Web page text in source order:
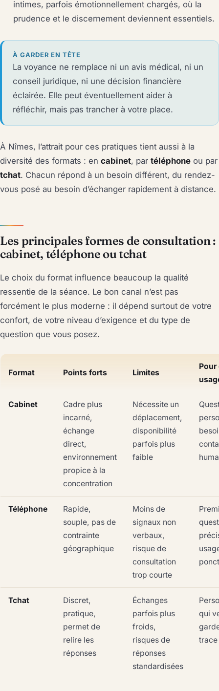
intimes, parfois émotionnellement chargés, où la
prudence et le discernement deviennent essentiels.
À GARDER EN TÊTE
La voyance ne remplace ni un avis médical, ni un
conseil juridique, ni une décision financière
éclairée. Elle peut éventuellement aider à
réfléchir, mais pas trancher à votre place.
À Nîmes, l’attrait pour ces pratiques tient aussi à la
diversité des formats : en cabinet, par téléphone ou par
tchat. Chacun répond à un besoin différent, du rendez-
vous posé au besoin d’échanger rapidement à distance.
Les principales formes de consultation :
cabinet, téléphone ou tchat
Le choix du format influence beaucoup la qualité
ressentie de la séance. Le bon canal n’est pas
forcément le plus moderne : il dépend surtout de votre
confort, de votre niveau d’exigence et du type de
question que vous posez.
Format Points forts Limites
Pour
Cabinet
Cadre plus
incarné,
échange
direct,
environnement
propice à la
concentration
Nécessite un
déplacement,
disponibilité
parfois plus
faible
Téléphone
Rapide,
souple, pas de
contrainte
géographique
Moins de
signaux non
verbaux,
risque de
consultation
trop courte
Tchat
Discret,
pratique,
permet de
relire les
réponses
Échanges
parfois plus
froids,
risques de
réponses
standardisées
qui